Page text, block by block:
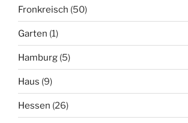
Fronkreisch (50)
Garten (1)
Hamburg (5)
Haus (9)
Hessen (26)